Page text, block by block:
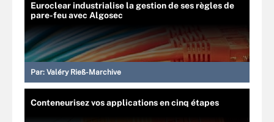
Euroclear industrialise la gestion de ses règles de
pare-feu avec Algosec
Par: Valéry Rieß-Marchive
Conteneurisez vos applications en cinq étapes